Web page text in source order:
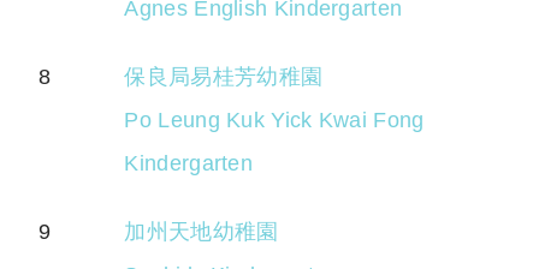
Agnes English Kindergarten
8
保良局易桂芳幼稚園
Po Leung Kuk Yick Kwai Fong
Kindergarten
9
加州天地幼稚園